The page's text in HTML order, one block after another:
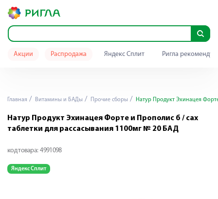
Акции Распродажа Яндекс Сплит Ригла
Главная Витамины и БАДы Прочие сборы Натур Продукт Эхинацея
Натур Продукт Эхинацея Форте и Прополис б / сах
таблетки для рассасывания 1100мг № 20 БАД
код товара: 4991098
Яндекс Сплит